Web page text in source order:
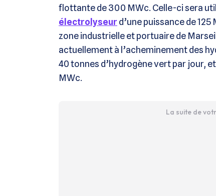
flottante de 300 MWc. Celle-ci sera
électrolyseur d’une puissance de
zone industrielle et portuaire de
actuellement à l’acheminement des
40 tonnes d’hydrogène vert par jour,
MWc.
La suite de